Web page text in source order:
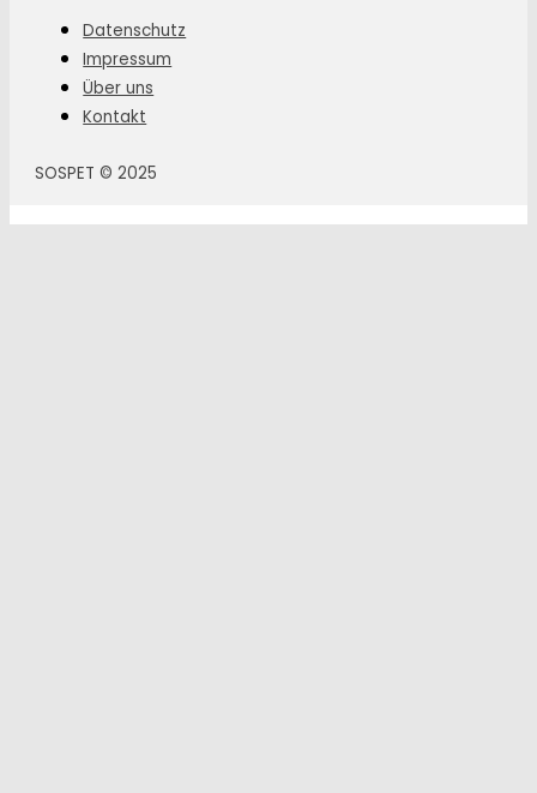
Datenschutz
Impressum
Über uns
Kontakt
SOSPET © 2025